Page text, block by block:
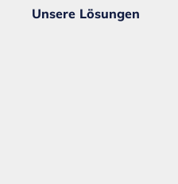
Unsere Lösungen